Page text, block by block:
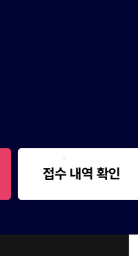
접수 내역 확인